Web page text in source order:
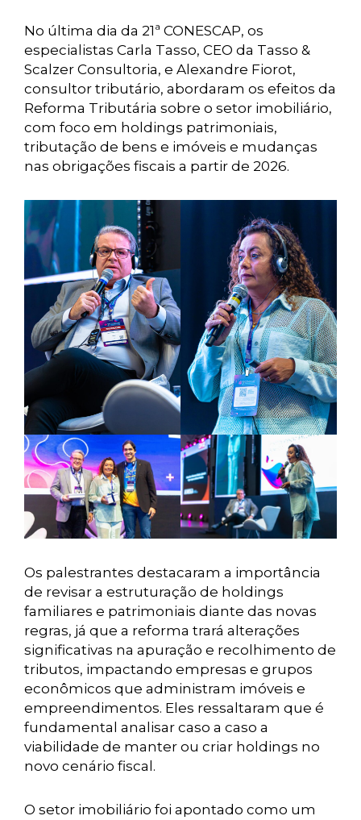
No última dia da 21ª CONESCAP, os
especialistas Carla Tasso, CEO da Tasso &
Scalzer Consultoria, e Alexandre Fiorot,
consultor tributário, abordaram os efeitos da
Reforma Tributária sobre o setor imobiliário,
com foco em holdings patrimoniais,
tributação de bens e imóveis e mudanças
nas obrigações fiscais a partir de 2026.
Os palestrantes destacaram a importância
de revisar a estruturação de holdings
familiares e patrimoniais diante das novas
regras, já que a reforma trará alterações
significativas na apuração e recolhimento de
tributos, impactando empresas e grupos
econômicos que administram imóveis e
empreendimentos. Eles ressaltaram que é
fundamental analisar caso a caso a
viabilidade de manter ou criar holdings no
novo cenário fiscal.
O setor imobiliário foi apontado como um